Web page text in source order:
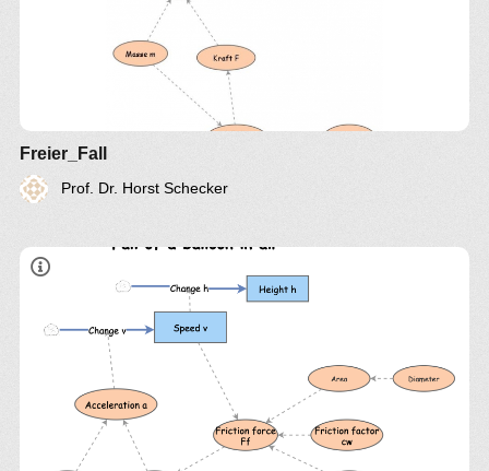
Freier_Fall
Prof. Dr. Horst Schecker
Ff prop v*v